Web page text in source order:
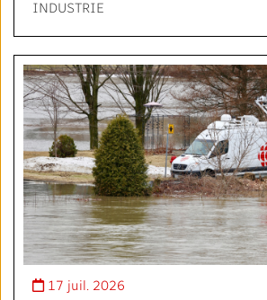
INDUSTRIE
17 juil. 2026